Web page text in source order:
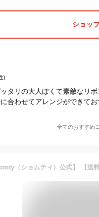
ショッ
)
タリの大人ぽくて素敵なリ
合わせてアレンジができてお
全てのおすすめ